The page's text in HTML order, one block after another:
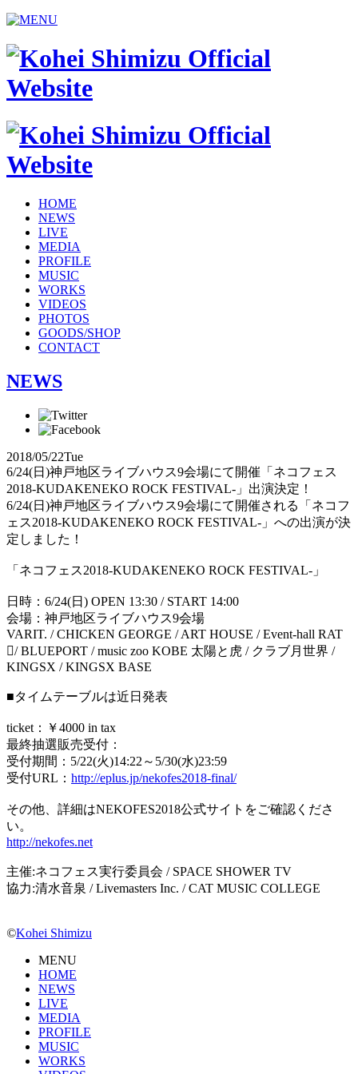
HOME
NEWS
LIVE
MEDIA
PROFILE
MUSIC
WORKS
VIDEOS
PHOTOS
GOODS/SHOP
CONTACT
NEWS
2018/05/22Tue
6/24(日)神戸地区ライブハウス9会場にて開催「ネコフェス
2018-KUDAKENEKO ROCK FESTIVAL-」出演決定！
6/24(日)神戸地区ライブハウス9会場にて開催される「ネコフ
ェス2018-KUDAKENEKO ROCK FESTIVAL-」への出演が決
定しました！
「ネコフェス2018-KUDAKENEKO ROCK FESTIVAL-」
日時：6/24(日) OPEN 13:30 / START 14:00
会場：神戸地区ライブハウス9会場
VARIT. / CHICKEN GEORGE / ART HOUSE / Event-hall RAT
􏰀/ BLUEPORT / music zoo KOBE 太陽と虎 / クラブ月世界 /
KINGSX / KINGSX BASE
■タイムテーブルは近日発表
ticket：￥4000 in tax
最終抽選販売受付：
受付期間：5/22(火)14:22～5/30(水)23:59
受付URL： http://eplus.jp/nekofes2018-final/
その他、詳細はNEKOFES2018公式サイトをご確認くださ
い。
http://nekofes.net
主催:ネコフェス実行委員会 / SPACE SHOWER TV
協力:清水音泉 / Livemasters Inc. / CAT MUSIC COLLEGE
©Kohei Shimizu
MENU
HOME
NEWS
LIVE
MEDIA
PROFILE
MUSIC
WORKS